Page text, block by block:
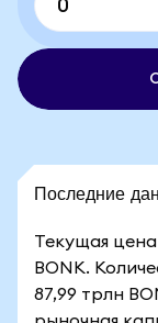
Последние
Текущая
BONK.
87,99 трлн